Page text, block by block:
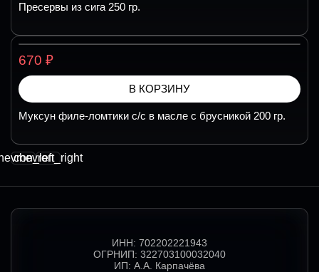
Пресервы из сига 250 гр.
670 ₽
В КОРЗИНУ
Муксун филе-ломтики с/с в масле с брусникой 200 гр.
chevron_right
ИНН: 702202221943
ОГРНИП: 322703100032040
ИП: А.А. Карпачёва